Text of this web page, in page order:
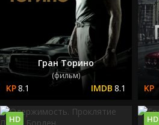
Гран Торино
(фильм)
8.1 8.1
HD HD